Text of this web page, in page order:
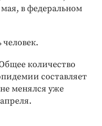
в федеральном
количество
составляет
менялся уже